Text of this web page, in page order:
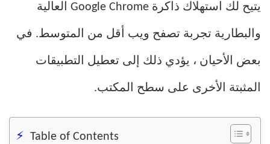
يتيح لك استهلاك ذاكرة Google Chrome العالية
والبطارية تجربة تصفح ويب أقل من المتوسط. في
بعض الأحيان ، يؤدي ذلك إلى تعطيل التطبيقات
المثبتة الأخرى على سطح المكتب.
Table of Contents